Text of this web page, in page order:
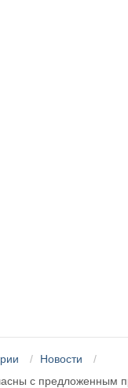
Новости
с предложенным